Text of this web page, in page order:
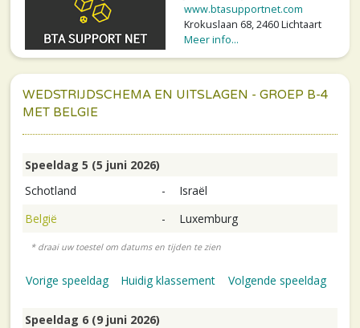
www.btasupportnet.com
Krokuslaan 68, 2460 Lichtaart
Meer info...
WEDSTRIJDSCHEMA EN UITSLAGEN - GROEP B-4
MET BELGIE
Speeldag 5 (5 juni 2026)
Schotland
-
Israël
België
- Luxemburg
Vorige speeldag Huidig klassement Volgende speeldag
Speeldag 6 (9 juni 2026)